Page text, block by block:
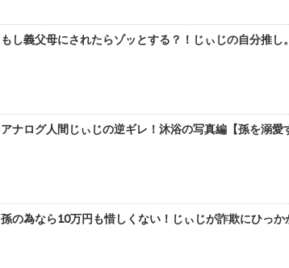
もし義父母にされたらゾッとする？！じぃじの自分推
アナログ人間じぃじの逆ギレ！沐浴の写真編【孫を溺
孫の為なら10万円も惜しくない！じぃじが詐欺にひっ